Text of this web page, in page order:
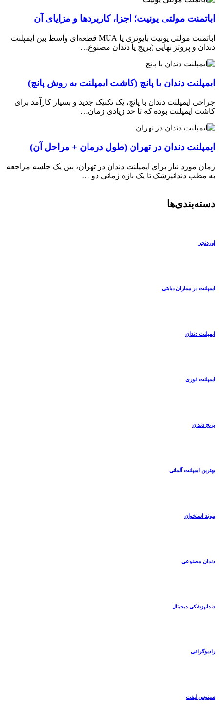
اباتمنت مولتی یونیت؛ اجزا، کاربردها و مزایای آن
اباتمنت مولتی یونیت بایوتری یا MUA قطعه‌ای واسط بین ایمپلنت
دندان و پروتز نهایی (بریج یا دندان مصنوع…
ایمپلنت دندان با پانچ (کاشت ایمپلنت به روش پانچ)
جراحی ایمپلنت دندان با پانچ، یک تکنیک جدید و بسیار کارآمد برای
کاشت ایمپلنت بوده که تا حد زیادی زمان…
ایمپلنت دندان در تهران (طول درمان + مراحل آن)
زمان مورد نیاز برای ایمپلنت دندان در تهران، بین یک جلسه مراجعه
به مطب دندانپزشک تا یک بازه زمانی دو …
دسته‌بندی‌ها
اوردنچر
ایمپلنت در بیماران دیابتی
ایمپلنت دندان
ایمپلنت فوری
بریج دندان
بهترین ایمپلنت آلمانی
پیوند استخوان
دندان مصنوعی
دندانپزشکی دیجیتال
رادیوگرافی
سینوس لیفت